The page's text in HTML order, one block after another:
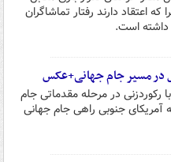
اعتقاد دارند رفتار تماشاگران
داشته است.
در مسیر جام جهانی+عکس
رکوردزنی در مرحله مقدماتی جام
آمریکای جنوبی راهی جام جهانی